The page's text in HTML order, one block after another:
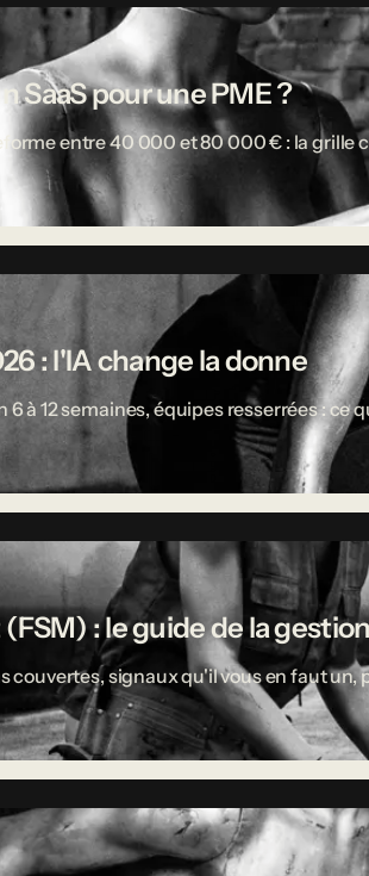
SaaS pour une PME ?
entre 40 000 et 80 000 € : la grille
: l'IA change la donne
à 12 semaines, équipes resserrées :
: le guide de la
couvertes, signaux qu'il vous en faut